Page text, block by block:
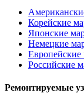
Корейские
Японские
Немецкие
Европейские
Российские
Ремонтируемые